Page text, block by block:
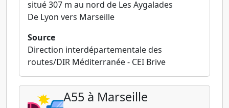
situé 307 m au nord de Les Aygalades
De Lyon vers Marseille
Source
Direction interdépartementale des
routes/DIR Méditerranée - CEI Brive
A55 à Marseille